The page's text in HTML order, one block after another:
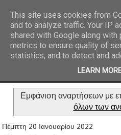
Εμφάνιση αναρτήσεων με
όλων των
Πέμπτη 20 Ιανουαρίου 2022
This site uses cookies from
and to analyze traffic. Your IP
shared with Google along
metrics to ensure quality of
statistics, and to detect and
LEARN